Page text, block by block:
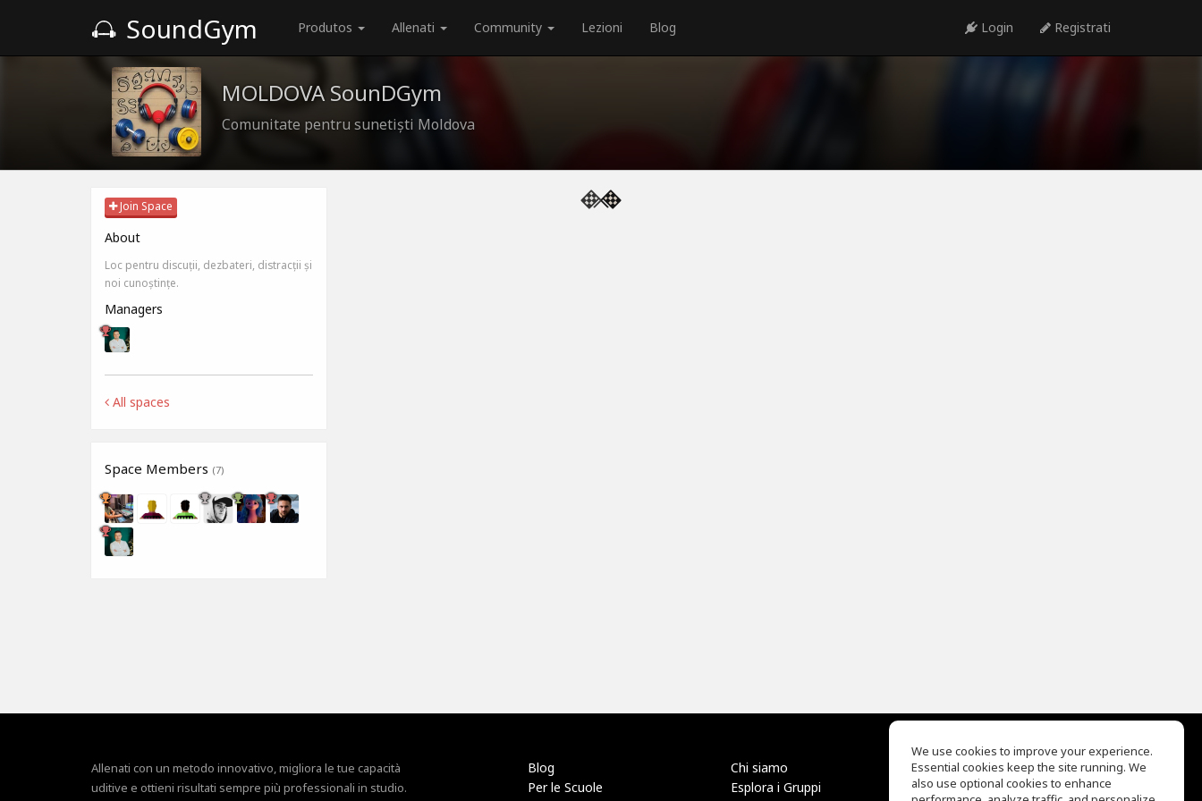
SoundGym Produtos Allenati Community Lezioni Blog Login Registrati
MOLDOVA SounDGym
Comunitate pentru sunetiști Moldova
Join Space
About
Loc pentru discuții, dezbateri, distracții și
noi cunoștințe.
Managers
All spaces
Space Members (7)
Allenati con un metodo innovativo, migliora le tue capacità
uditive e ottieni risultati sempre più professionali in studio.
Blog
Per le Scuole
Chi siamo
Esplora i Gruppi
EQ Ear Training
Drum Machine
We use cookies to improve your experience.
Essential cookies keep the site running. We
also use optional cookies to enhance